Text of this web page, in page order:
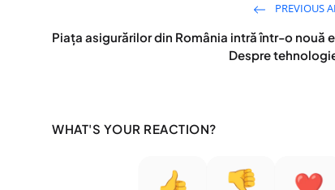
PREVIOUS
Piața asigurărilor din România intră într-o nouă
Despre
WHAT'S YOUR REACTION?